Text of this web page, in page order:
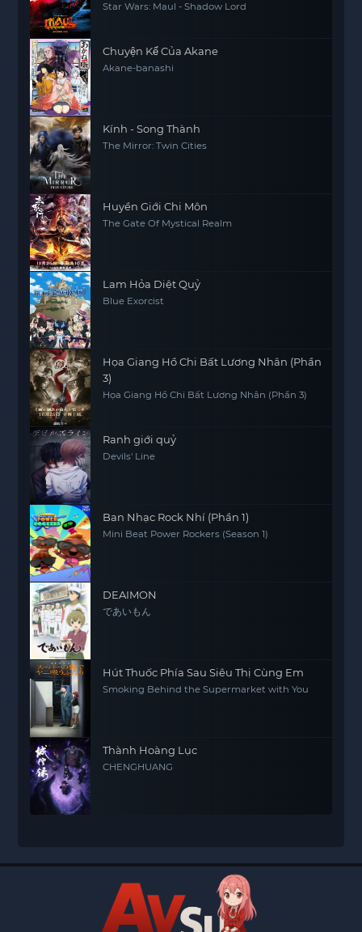
Star Wars: Maul - Shadow Lord
Chuyện Kể Của Akane
Akane-banashi
Kính - Song Thành
The Mirror: Twin Cities
Huyền Giới Chi Môn
The Gate Of Mystical Realm
Lam Hỏa Diệt Quỷ
Blue Exorcist
Họa Giang Hồ Chi Bất Lương Nhân (Phần
3)
Họa Giang Hồ Chi Bất Lương Nhân (Phần 3)
Ranh giới quỷ
Devils' Line
Ban Nhạc Rock Nhí (Phần 1)
Mini Beat Power Rockers (Season 1)
DEAIMON
であいもん
Hút Thuốc Phía Sau Siêu Thị Cùng Em
Smoking Behind the Supermarket with You
Thành Hoàng Lục
CHENGHUANG